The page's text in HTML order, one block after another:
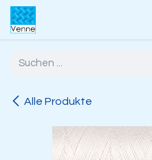
Zum Inhalt springen
Alle Produkte